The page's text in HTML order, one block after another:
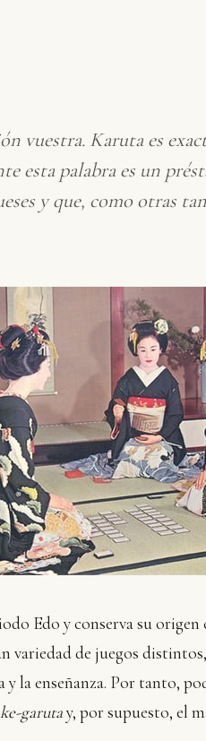
vuestra. Karuta es
esta palabra es un
y que, como otras
Edo y conserva su
variedad de juegos
la enseñanza. Por tanto,
garutay, por supuesto, el